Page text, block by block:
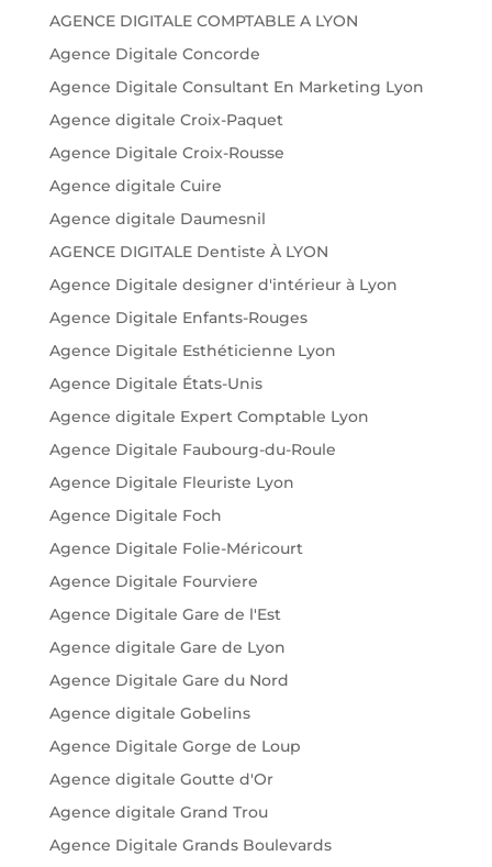
AGENCE DIGITALE COMPTABLE A LYON
Agence Digitale Concorde
Agence Digitale Consultant En Marketing Lyon
Agence digitale Croix-Paquet
Agence Digitale Croix-Rousse
Agence digitale Cuire
Agence digitale Daumesnil
AGENCE DIGITALE Dentiste À LYON
Agence Digitale designer d'intérieur à Lyon
Agence Digitale Enfants-Rouges
Agence Digitale Esthéticienne Lyon
Agence Digitale États-Unis
Agence digitale Expert Comptable Lyon
Agence Digitale Faubourg-du-Roule
Agence Digitale Fleuriste Lyon
Agence Digitale Foch
Agence Digitale Folie-Méricourt
Agence Digitale Fourviere
Agence Digitale Gare de l'Est
Agence digitale Gare de Lyon
Agence Digitale Gare du Nord
Agence digitale Gobelins
Agence Digitale Gorge de Loup
Agence digitale Goutte d'Or
Agence digitale Grand Trou
Agence Digitale Grands Boulevards